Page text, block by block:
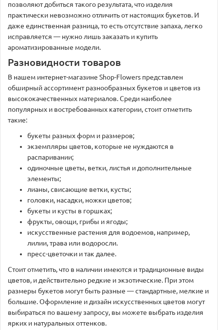
позволяют добиться такого результата, что изделия
практически невозможно отличить от настоящих букетов. И
даже единственная разница, то есть отсутствие запаха, легко
исправляется — нужно лишь заказать и купить
ароматизированные модели.
Разновидности товаров
В нашем интернет-магазине Shop-Flowers представлен
обширный ассортимент разнообразных букетов и цветов из
высококачественных материалов. Среди наиболее
популярных и востребованных категории, стоит отметить
такие:
букеты разных форм и размеров;
экземпляры цветов, которые не нуждаются в
распаривании;
одиночные цветы, ветки, листья и дополнительные
элементы;
лианы, свисающие ветки, кусты;
головки, насадки, ножки цветов;
букеты и кусты в горшках;
фрукты, овощи, грибы и ягоды;
искусственные растения для водоемов, например,
лилии, трава или водоросли.
пресс-цветочки и так далее.
Стоит отметить, что в наличии имеются и традиционные виды
цветов, и действительно редкие и экзотические. При этом
размеры букетов могут быть разные — стандартные, мелкие и
большие. Оформление и дизайн искусственных цветов могут
выбираться по вашему запросу, вы можете выбрать изделия
ярких и натуральных оттенков.